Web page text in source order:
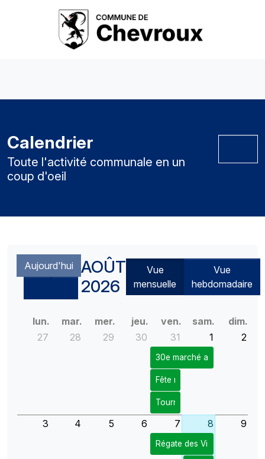
Calendrier
Toute l'activité communale en un
coup d'oeil
Aujourd'hui
AOÛT
2026
Vue
mensuelle
Vue
hebdomadaire
lun. mar. mer. jeu. ven. sam.
dim.
27
28 29 30 31 1 2
30e marché artisanal
Fête nationale
Tournoi de pétanque
3 4 5 6 7 8 9
Régate des Vieux bâteaux